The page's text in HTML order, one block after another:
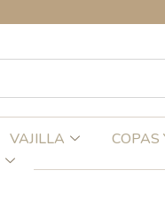
VAJILLA COPAS